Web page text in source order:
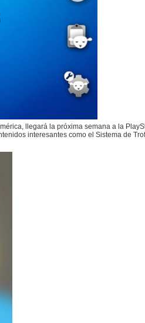
llegará la próxima semana a la
interesantes como el Sistema de